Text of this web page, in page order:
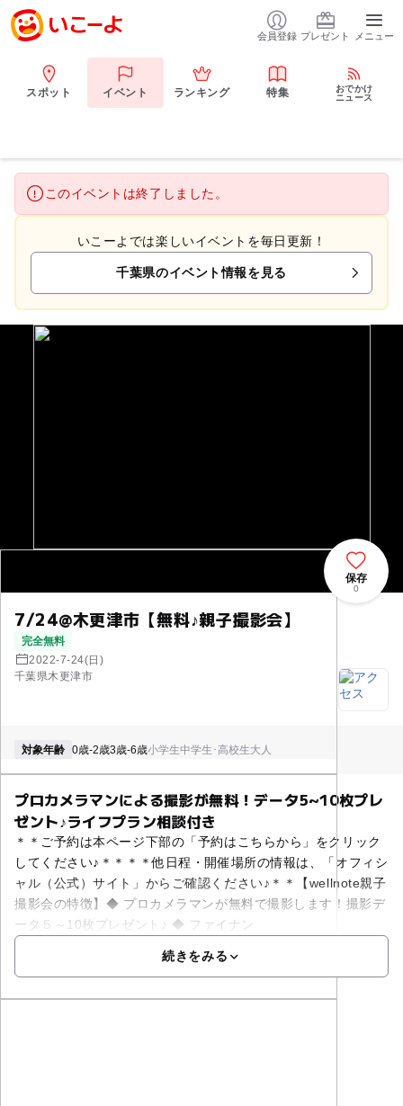
会員登録 プレゼント メニュー
スポット イベント ランキング 特集
おでかけ
ニュース
このイベントは終了しました。
いこーよでは楽しいイベントを毎日更新！
千葉県のイベント情報を見る
7/24@木更津市【無料♪親子撮影会】
完全無料
2022-7-24(日)
千葉県木更津市
保存
0
対象年齢 0歳-2歳3歳-6歳小学生中学生･高校生大人
プロカメラマンによる撮影が無料！データ5~10枚プレ
ゼント♪ライフプラン相談付き
＊＊ご予約は本ページ下部の「予約はこちらから」をクリック
してください♪＊＊＊＊他日程・開催場所の情報は、「オフィシ
ャル（公式）サイト」からご確認ください♪＊＊【wellnote親子
撮影会の特徴】◆ プロカメラマンが無料で撮影します！撮影デ
ータ５～10枚プレゼント♪ ◆ ファイナン
続きをみる